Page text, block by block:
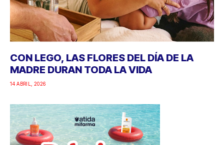
CON LEGO, LAS FLORES DEL DÍA DE LA
MADRE DURAN TODA LA VIDA
14 ABRIL, 2026